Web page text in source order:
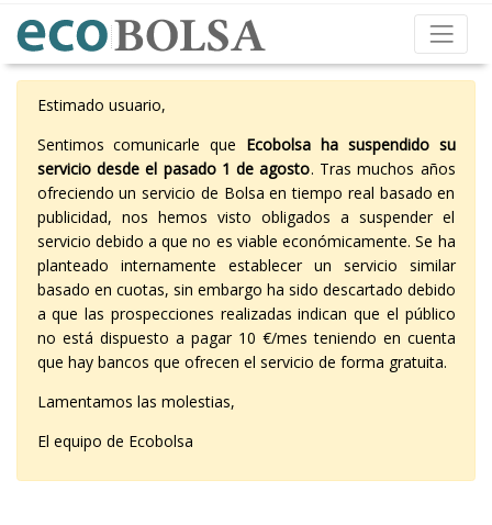
Estimado usuario,
Sentimos comunicarle que Ecobolsa ha suspendido su
servicio desde el pasado 1 de agosto. Tras muchos años
ofreciendo un servicio de Bolsa en tiempo real basado en
publicidad, nos hemos visto obligados a suspender el
servicio debido a que no es viable económicamente. Se ha
planteado internamente establecer un servicio similar
basado en cuotas, sin embargo ha sido descartado debido
a que las prospecciones realizadas indican que el público
no está dispuesto a pagar 10 €/mes teniendo en cuenta
que hay bancos que ofrecen el servicio de forma gratuita.
Lamentamos las molestias,
El equipo de Ecobolsa